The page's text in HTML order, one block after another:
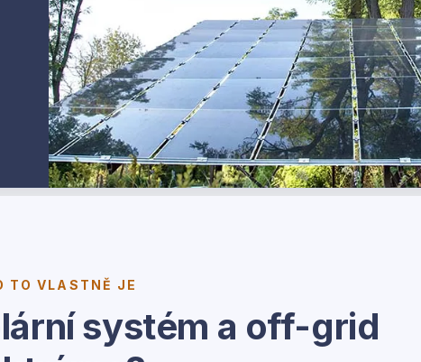
TO VLASTNĚ JE
systém a off-grid